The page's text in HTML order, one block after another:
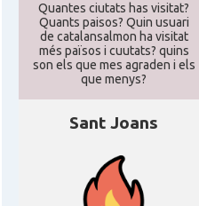
Quantes ciutats has visitat?
Quants paisos? Quin usuari
de catalansalmon ha visitat
més països i cuutats? quins
son els que mes agraden i els
que menys?
Sant Joans